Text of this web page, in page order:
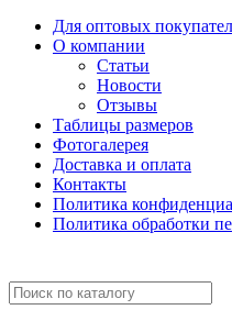
Для оптовых
О компании
Статьи
Новости
Отзывы
Таблицы размеров
Фотогалерея
Доставка и оплата
Контакты
Политика
Политика обработки